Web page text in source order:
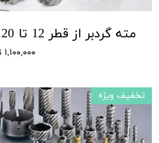
مته گردبر از قطر 12 تا 120 HSS برند گرولن آلمان
۱,۱۰۰,۰۰۰ تومان
تخفیف ویژه